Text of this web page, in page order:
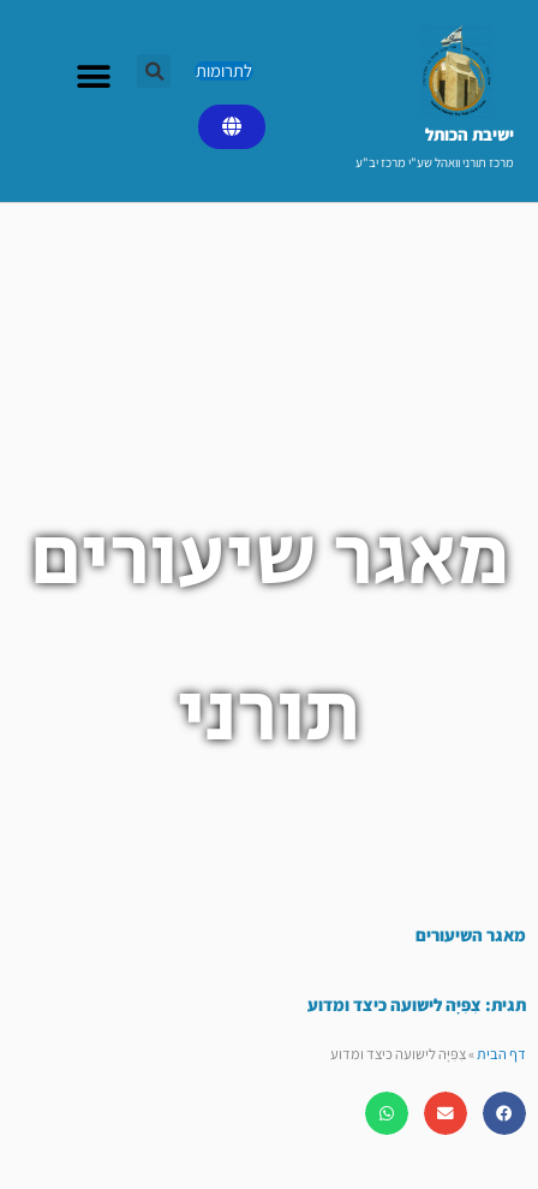
ישיבת הכותל​
מרכז תורני וואהל שע"י מרכז יב"ע
לתרומות
מאגר שיעורים
תורני
מאגר השיעורים
תגית: צִפִּיָּה לישועה כיצד ומדוע
דף הבית»צִפִּיָּה לישועה כיצד ומדוע